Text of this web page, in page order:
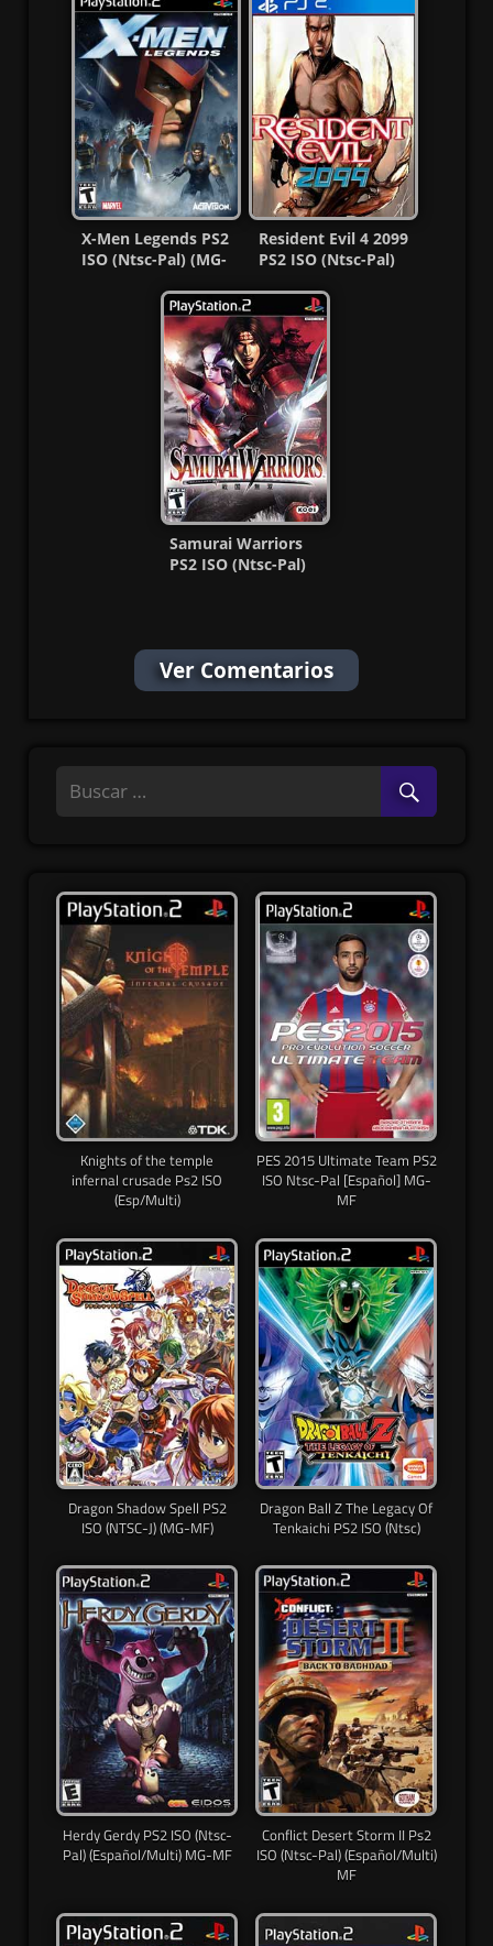
X-Men Legends PS2
ISO (Ntsc-Pal) (MG-
Resident Evil 4 2099
PS2 ISO (Ntsc-Pal)
Samurai Warriors
PS2 ISO (Ntsc-Pal)
Ver Comentarios
Knights of the temple
infernal crusade Ps2 ISO
(Esp/Multi)
PES 2015 Ultimate Team PS2
ISO Ntsc-Pal [Español] MG-
MF
Dragon Shadow Spell PS2
ISO (NTSC-J) (MG-MF)
Dragon Ball Z The Legacy Of
Tenkaichi PS2 ISO (Ntsc)
Herdy Gerdy PS2 ISO (Ntsc-
Pal) (Español/Multi) MG-MF
Conflict Desert Storm II Ps2
ISO (Ntsc-Pal) (Español/Multi)
MF